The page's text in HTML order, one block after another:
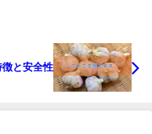
徴と安全性